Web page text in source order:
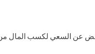
عن السعي لكسب المال من